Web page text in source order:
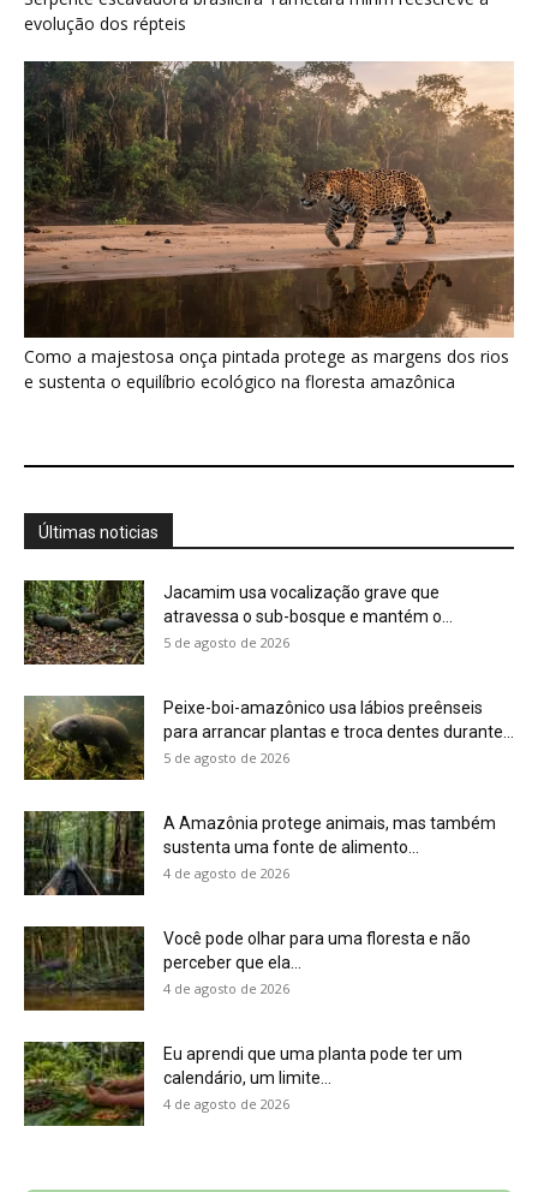
Últimas noticias
Jacamim usa vocalização grave que
atravessa o sub-bosque e mantém o...
5 de agosto de 2026
Peixe-boi-amazônico usa lábios preênseis
para arrancar plantas e troca dentes durante...
5 de agosto de 2026
Você pode olhar para uma floresta e não
4 de agosto de 2026
4 de agosto de 2026